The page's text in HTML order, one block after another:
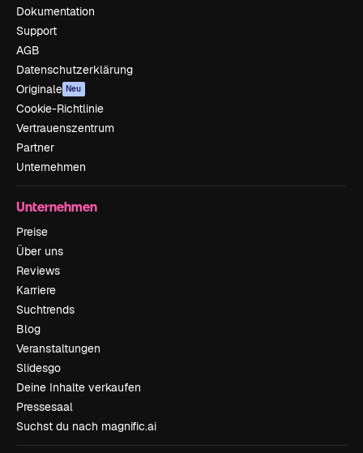
Dokumentation
Support
AGB
Datenschutzerklärung
Originale Neu
Cookie-Richtlinie
Vertrauenszentrum
Partner
Unternehmen
Unternehmen
Preise
Über uns
Reviews
Karriere
Suchtrends
Blog
Veranstaltungen
Slidesgo
Deine Inhalte verkaufen
Pressesaal
Suchst du nach magnific.ai